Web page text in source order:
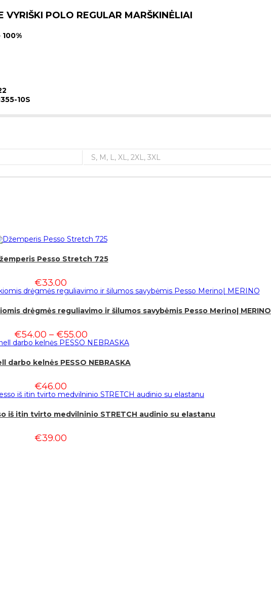
POLO REGULAR MARŠKINĖLIAI
10S
S, M, L, XL, 2XL, 3XL
Pesso Stretch 725
€33.00
drėgmės reguliavimo ir šilumos savybėmis Pesso Merino| MERINO
€54.00 – €55.00
darbo kelnės PESSO NEBRASKA
€46.00
iš itin tvirto medvilninio STRETCH audinio su elastanu
€39.00